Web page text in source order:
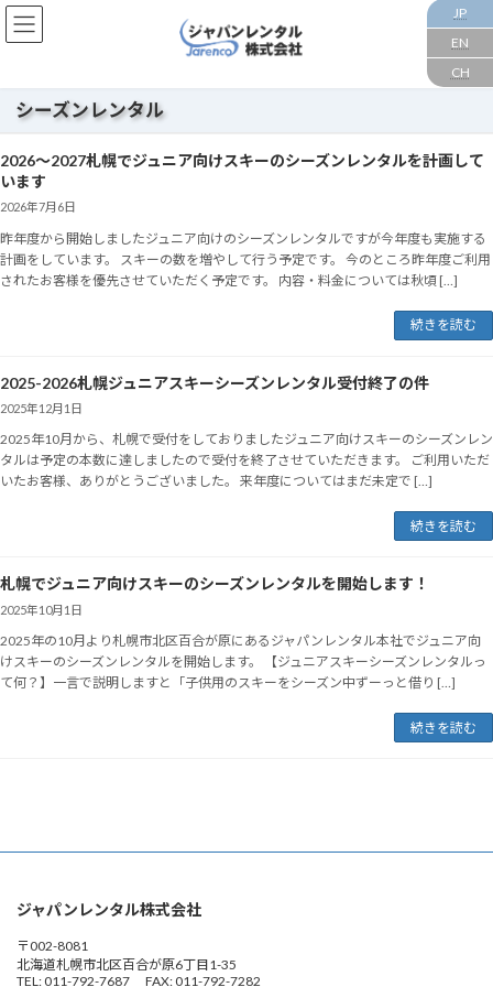
コ
ン
キ
ッ
プ
ナ
ビ
に
移
動
JP
EN
CH
シーズンレンタル
2026～2027札幌でジュニア向けスキーのシーズンレンタルを計画して
います
2026年7月6日
昨年度から開始しましたジュニア向けのシーズンレンタルですが今年度も実施する
計画をしています。 スキーの数を増やして行う予定です。 今のところ昨年度ご利用
されたお客様を優先させていただく予定です。 内容・料金については秋頃 […]
続きを読む
2025-2026札幌ジュニアスキーシーズンレンタル受付終了の件
2025年12月1日
2025年10月から、札幌で受付をしておりましたジュニア向けスキーのシーズンレン
タルは予定の本数に達しましたので受付を終了させていただきます。 ご利用いただ
いたお客様、ありがとうございました。 来年度についてはまだ未定で […]
続きを読む
札幌でジュニア向けスキーのシーズンレンタルを開始します！
2025年10月1日
2025年の10月より札幌市北区百合が原にあるジャパンレンタル本社でジュニア向
けスキーのシーズンレンタルを開始します。 【ジュニアスキーシーズンレンタルっ
て何？】一言で説明しますと「子供用のスキーをシーズン中ずーっと借り […]
続きを読む
ジャパンレンタル株式会社
〒002-8081
北海道札幌市北区百合が原6丁目1-35
TEL: 011-792-7687 FAX: 011-792-7282